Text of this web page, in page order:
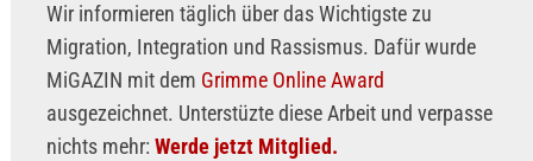
Wir informieren täglich über das Wichtigste zu
Migration, Integration und Rassismus. Dafür wurde
MiGAZIN mit dem Grimme Online Award
ausgezeichnet. Unterstüzte diese Arbeit und verpasse
nichts mehr: Werde jetzt Mitglied.